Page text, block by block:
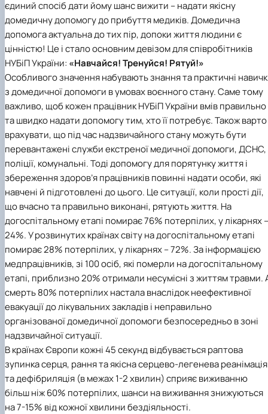
єдиний спосіб дати йому шанс вижити – надати якісну
домедичну допомогу до прибуття медиків. Домедична
допомога актуальна до тих пір, допоки життя людини є
цінністю! Це і стало основним девізом для співробітників
НУБіП України: «Навчайся! Тренуйся! Рятуй!»
Особливого значення набувають знання та практичні
з домедичної допомоги в умовах воєнного стану. Саме тому
важливо, щоб кожен працівник НУБіП України вмів правильно
та швидко надати допомогу тим, хто її потребує. Також варто
врахувати, що під час надзвичайного стану можуть бути
перевантажені служби екстреної медичної допомоги, ДСНС,
поліції, комунальні. Тоді допомогу для порятунку життя і
збереження здоров’я працівників повинні надати особи, які
навчені й підготовлені до цього. Це ситуації, коли прості дії,
що вчасно та правильно виконані, рятують життя. На
догоспітальному етапі помирає 76% потерпілих, у лікарнях –
24%. У розвинутих країнах світу на догоспітальному етапі
помирає 28% потерпілих, у лікарнях – 72%. За інформацією
медпрацівників, зі 100 осіб, які померли на догоспітальному
етапі, приблизно 20% отримали несумісні з життям травми.
смерть 80% потерпілих настала внаслідок неефективної
евакуації до лікувальних закладів і неправильно
організованої домедичної допомоги безпосередньо в зоні
надзвичайної ситуації.
В країнах Європи кожні 45 секунд відбувається раптова
зупинка серця, рання та якісна серцево-легенева реанімація
та дефібриляція (в межах 1-2 хвилин) сприяє виживанню
більш ніж 60% потерпілих, шанси на виживання знижуються
на 7-15% від кожної хвилини бездіяльності.